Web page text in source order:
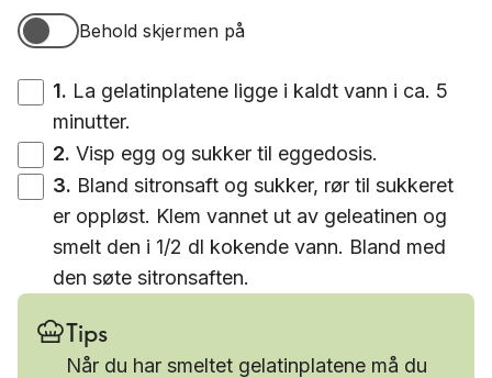
Behold skjermen på
Behold skjermen på
1. La gelatinplatene ligge i kaldt vann i ca. 5
minutter.
2. Visp egg og sukker til eggedosis.
3. Bland sitronsaft og sukker, rør til sukkeret
er oppløst. Klem vannet ut av geleatinen og
smelt den i 1/2 dl kokende vann. Bland med
den søte sitronsaften.
Tips
Når du har smeltet gelatinplatene må du